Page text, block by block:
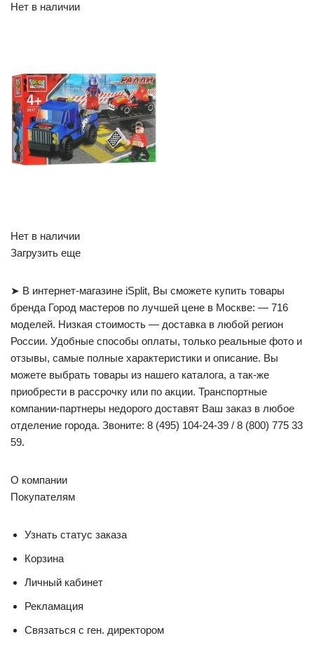
Нет в наличии
Нет в наличии
Загрузить еще
➤ В интернет-магазине iSplit, Вы сможете купить товары
бренда Город мастеров по лучшей цене в Москве: — 716
моделей. Низкая стоимость — доставка в любой регион
России. Удобные способы оплаты, только реальные фото и
отзывы, самые полные характеристики и описание. Вы
можете выбрать товары из нашего каталога, а так-же
приобрести в рассрочку или по акции. Транспортные
компании-партнеры недорого доставят Ваш заказ в любое
отделение города. Звоните: 8 (495) 104-24-39 / 8 (800) 775 33
59.
О компании
Покупателям
Узнать статус заказа
Корзина
Личный кабинет
Рекламация
Связаться с ген. директором